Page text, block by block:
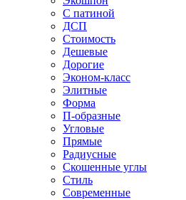
С патиной
ДСП
Стоимость
Дешевые
Дорогие
Эконом-класс
Элитные
Форма
П-образные
Угловые
Прямые
Радиусные
Скошенные углы
Стиль
Современные